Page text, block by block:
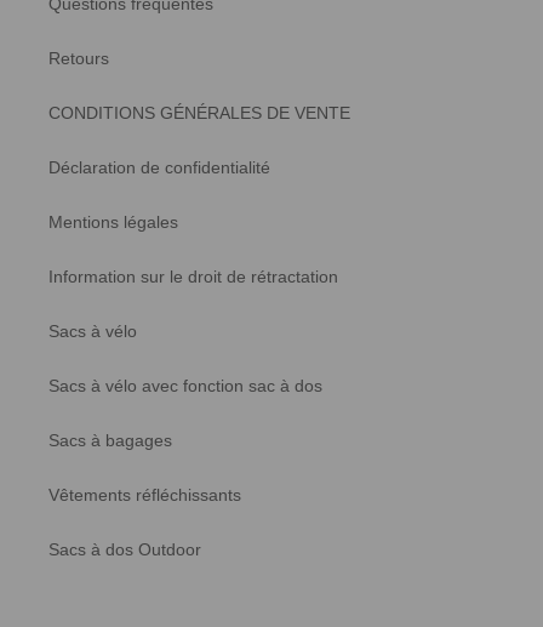
Questions fréquentes
Retours
CONDITIONS GÉNÉRALES DE VENTE
Déclaration de confidentialité
Mentions légales
Information sur le droit de rétractation
Sacs à vélo
Sacs à vélo avec fonction sac à dos
Sacs à bagages
Vêtements réfléchissants
Sacs à dos Outdoor